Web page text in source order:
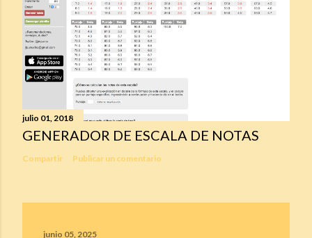
julio 01, 2018
GENERADOR DE ESCALA DE NOTAS
Compartir Publicar un comentario
junio 05, 2025